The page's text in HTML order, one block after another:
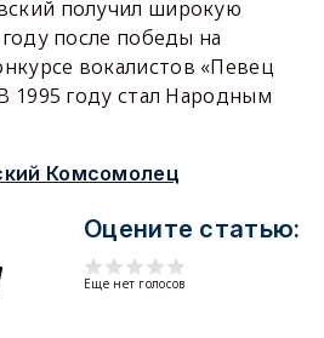
получил широкую
после победы на
вокалистов «Певец
1995 году стал Народным
Комсомолец
Оцените статью:
Еще нет голосов